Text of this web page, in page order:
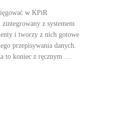
w KPiR
z systemem
i tworzy z nich gotowe
przepisywania danych.
to koniec z ręcznym …